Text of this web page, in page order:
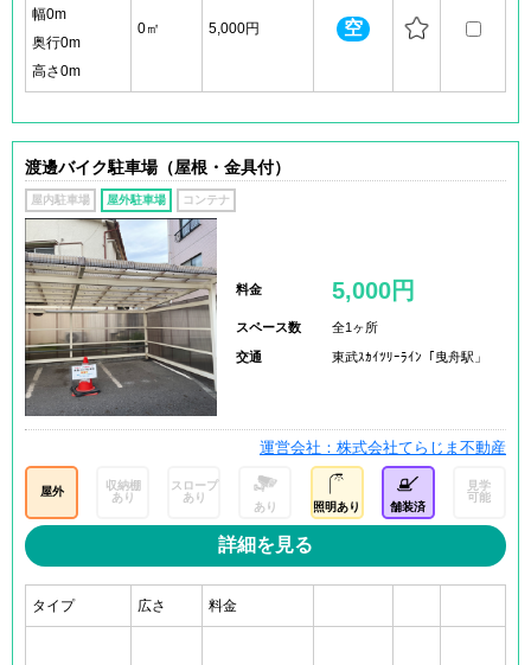
幅0m
奥行0m
高さ0m
0㎡ 5,000円 空
渡邊バイク駐車場（屋根・金具付）
屋内駐車場 屋外駐車場 コンテナ
料金 5,000円
スペース数 全1ヶ所
交通 東武ｽｶｲﾂﾘｰﾗｲﾝ「曳舟駅」
運営会社：株式会社てらじま不動産
屋外
収納棚
あり
スロープ
あり
あり 照明あり 舗装済
見学
可能
詳細を見る
タイプ 広さ 料金